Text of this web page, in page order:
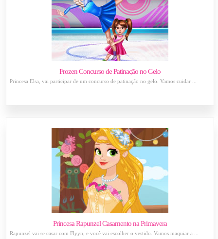
Frozen Concurso de Patinação no Gelo
Princesa Elsa, vai participar de um concurso de patinação no gelo. Vamos cuidar ...
Princesa Rapunzel Casamento na Primavera
Rapunzel vai se casar com Flyyn, e você vai escolher o vestido. Vamos maquiar a ...